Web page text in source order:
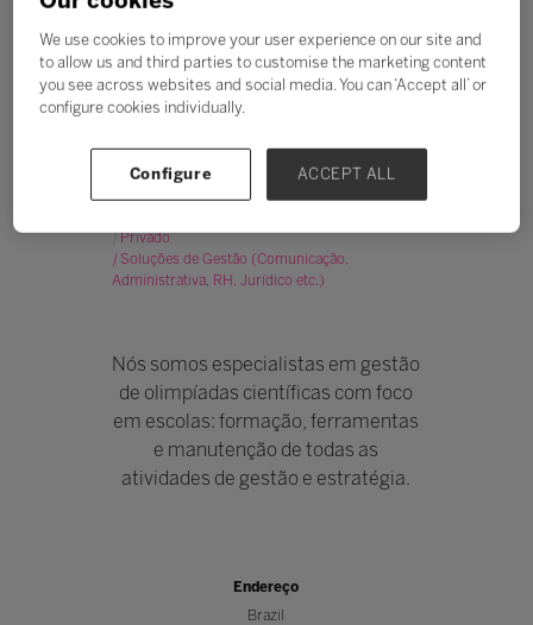
OLP - OLIMPÍADAS
CIENTÍFICAS
|Privado
|Soluções de Gestão (Comunicação,
Administrativa, RH, Jurídico etc.)
Nós somos especialistas em gestão
de olimpíadas científicas com foco
em escolas: formação, ferramentas
e manutenção de todas as
atividades de gestão e estratégia.
Endereço
Brazil
We use cookies to improve your user experience on our site and
to allow us and third parties to customise the marketing content
you see across websites and social media. You can ‘Accept all’ or
configure cookies individually.
Configure ACCEPT ALL